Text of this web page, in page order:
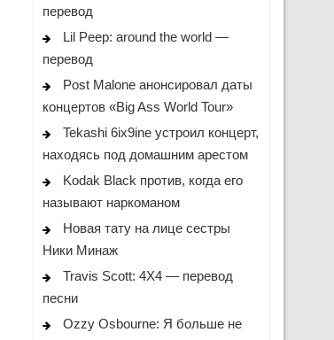
перевод
Lil Peep: around the world —
перевод
Post Malone анонсировал даты
концертов «Big Ass World Tour»
Tekashi 6ix9ine устроил концерт,
находясь под домашним арестом
Kodak Black против, когда его
называют наркоманом
Новая тату на лице сестры
Ники Минаж
Travis Scott: 4X4 — перевод
песни
Ozzy Osbourne: Я больше не